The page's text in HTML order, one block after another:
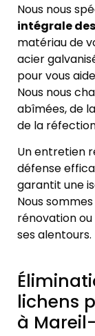
Nous nous
intégrale
matériau de
acier
pour vous
Nous nous
abîmées, de
de la
Un entretien
défense
garantit une
Nous
rénovation
ses alentours.
lichens
à